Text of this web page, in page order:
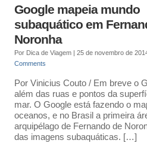
Google mapeia mundo
subaquático em
Noronha
Por Dica de Viagem| 25 de novembro de
Comments
Por Vinicius Couto / Em breve o
além das ruas e pontos da
mar. O Google está fazendo o
oceanos, e no Brasil a primeira
arquipélago de Fernando de
das imagens subaquáticas. […]